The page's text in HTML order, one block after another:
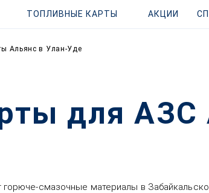
ТОПЛИВНЫЕ КАРТЫ АКЦИИ
Альянс в Улан-Уде
для АЗС
горюче-смазочные материалы в